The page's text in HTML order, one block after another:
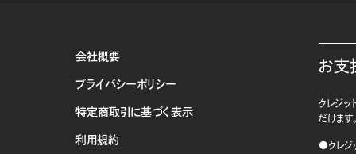
会社概要
プライバシーポリシー
特定商取引に基づく表示
利用規約
お支
クレジッ
だけます
●クレジ